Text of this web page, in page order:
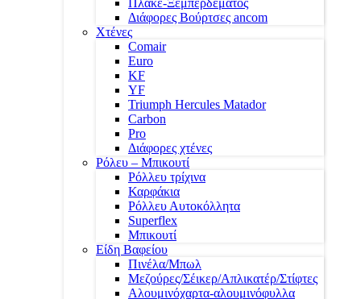
Πλακέ-Ξεμπερδέματος
Διάφορες Βούρτσες ancom
Χτένες
Comair
Euro
KF
YF
Triumph Hercules Matador
Carbon
Pro
Διάφορες χτένες
Ρόλευ – Μπικουτί
Ρόλλευ τρίχινα
Καρφάκια
Ρόλλευ Αυτοκόλλητα
Superflex
Μπικουτί
Είδη Βαφείου
Πινέλα/Μπωλ
Μεζούρες/Σέικερ/Απλικατέρ/Στίφτες
Αλουμινόχαρτα-αλουμινόφυλλα